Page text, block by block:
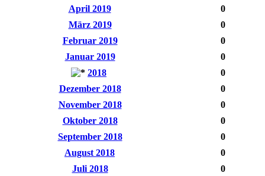
April 2019
0
März 2019
0
Februar 2019
0
Januar 2019
0
2018
0
Dezember 2018
0
November 2018
0
Oktober 2018
0
September 2018
0
August 2018
0
Juli 2018
0